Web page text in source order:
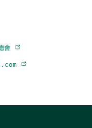
會